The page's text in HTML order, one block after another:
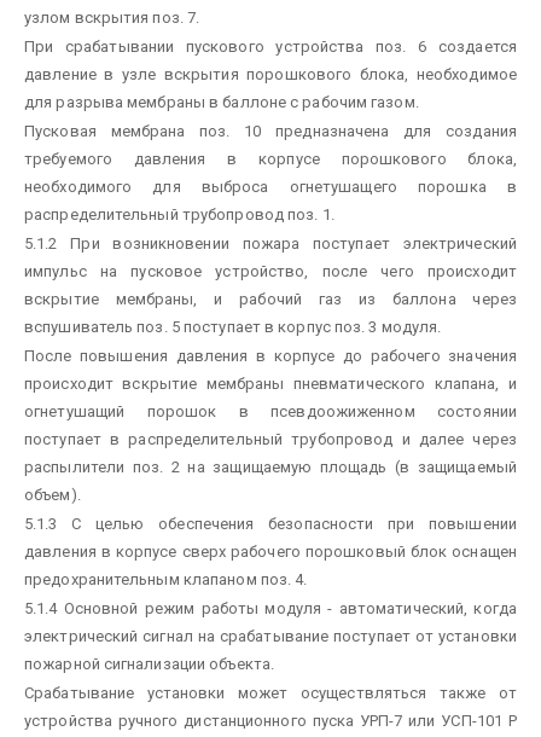
узлом вскрытия поз. 7.
При срабатывании пускового устройства поз. 6 создается
давление в узле вскрытия порошкового блока, необходимое
для разрыва мембраны в баллоне с рабочим газом.
Пусковая мембрана поз. 10 предназначена для создания
требуемого давления в корпусе порошкового блока,
необходимого для выброса огнетушащего порошка в
распределительный трубопровод поз. 1.
5.1.2 При возникновении пожара поступает электрический
импульс на пусковое устройство, после чего происходит
вскрытие мембраны, и рабочий газ из баллона через
вспушиватель поз. 5 поступает в корпус поз. 3 модуля.
После повышения давления в корпусе до рабочего значения
происходит вскрытие мембраны пневматического клапана, и
огнетушащий порошок в псевдоожиженном состоянии
поступает в распределительный трубопровод и далее через
распылители поз. 2 на защищаемую площадь (в защищаемый
объем).
5.1.3 С целью обеспечения безопасности при повышении
давления в корпусе сверх рабочего порошковый блок оснащен
предохранительным клапаном поз. 4.
5.1.4 Основной режим работы модуля - автоматический, когда
электрический сигнал на срабатывание поступает от установки
пожарной сигнализации объекта.
Срабатывание установки может осуществляться также от
устройства ручного дистанционного пуска УРП-7 или УСП-101 Р